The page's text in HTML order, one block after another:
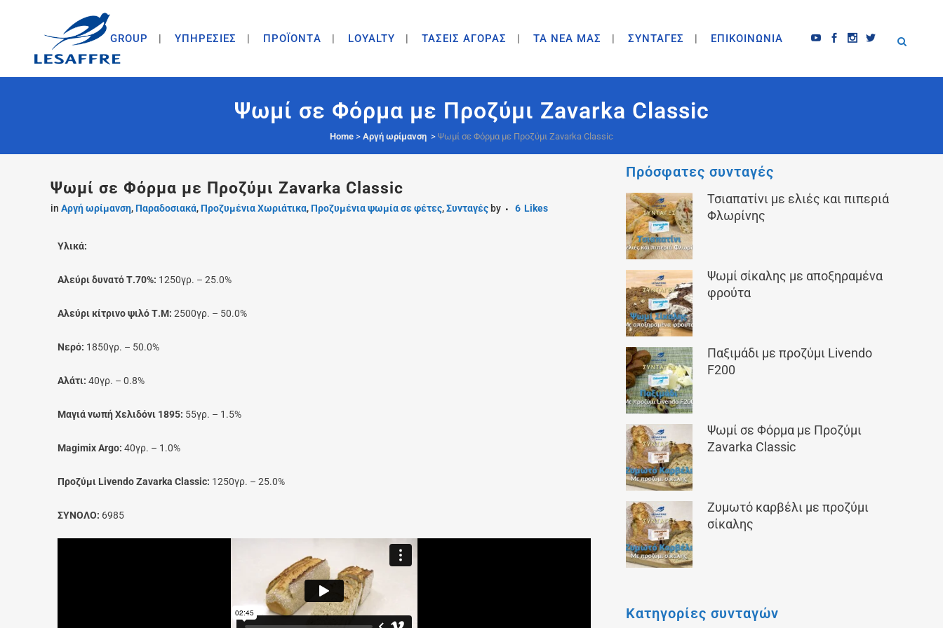
GROUP ΥΠΗΡΕΣΙΕΣ ΠΡΟΪΟΝΤA LOYALTY ΤΑΣΕΙΣ ΑΓΟΡΑΣ ΤΑ ΝΕΑ ΜΑΣ ΣΥΝΤΑΓΕΣ ΕΠΙΚΟΙΝΩΝΙΑ
Ψωμί σε Φόρμα με Προζύμι Zavarka Classic
Home > Αργή ωρίμανση > Ψωμί σε Φόρμα με Προζύμι Zavarka Classic
Ψωμί σε Φόρμα με Προζύμι Zavarka Classic
in Αργή ωρίμανση,Παραδοσιακά,Προζυμένια Χωριάτικα,Προζυμένια ψωμία σε φέτες,Συνταγές by 6 Likes
Υλικά:
Αλεύρι δυνατό Τ.70%: 1250γρ. – 25.0%
Αλεύρι κίτρινο ψιλό Τ.Μ: 2500γρ. – 50.0%
Νερό: 1850γρ. – 50.0%
Αλάτι: 40γρ. – 0.8%
Μαγιά νωπή Χελιδόνι 1895: 55γρ. – 1.5%
Magimix Argo: 40γρ. – 1.0%
Προζύμι Livendo Zavarka Classic: 1250γρ. – 25.0%
ΣΥΝΟΛΟ: 6985
Πρόσφατες συνταγές
Τσιαπατίνι με ελιές και πιπεριά
Φλωρίνης
Ψωμί σίκαλης με αποξηραμένα
φρούτα
Παξιμάδι με προζύμι Livendo
F200
Ψωμί σε Φόρμα με Προζύμι
Zavarka Classic
Ζυμωτό καρβέλι με προζύμι
σίκαλης
Κατηγορίες συνταγών